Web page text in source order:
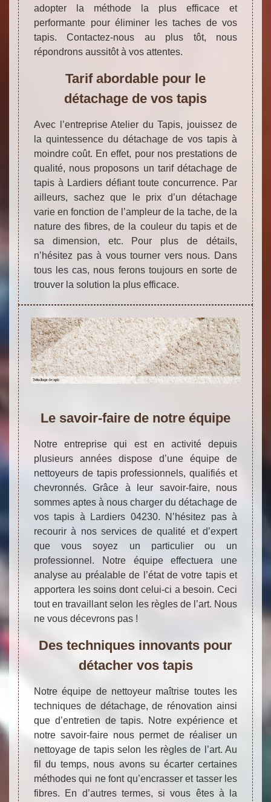
adopter la méthode la plus efficace et
performante pour éliminer les taches de vos
tapis. Contactez-nous au plus tôt, nous
répondrons aussitôt à vos attentes.
Tarif abordable pour le
détachage de vos tapis
Avec l’entreprise Atelier du Tapis, jouissez de
la quintessence du détachage de vos tapis à
moindre coût. En effet, pour nos prestations de
qualité, nous proposons un tarif détachage de
tapis à Lardiers défiant toute concurrence. Par
ailleurs, sachez que le prix d’un détachage
varie en fonction de l’ampleur de la tache, de la
nature des fibres, de la couleur du tapis et de
sa dimension, etc. Pour plus de détails,
n’hésitez pas à vous tourner vers nous. Dans
tous les cas, nous ferons toujours en sorte de
trouver la solution la plus efficace.
Le savoir-faire de notre équipe
Notre entreprise qui est en activité depuis
plusieurs années dispose d’une équipe de
nettoyeurs de tapis professionnels, qualifiés et
chevronnés. Grâce à leur savoir-faire, nous
sommes aptes à nous charger du détachage de
vos tapis à Lardiers 04230. N’hésitez pas à
recourir à nos services de qualité et d’expert
que vous soyez un particulier ou un
professionnel. Notre équipe effectuera une
analyse au préalable de l’état de votre tapis et
apportera les soins dont celui-ci a besoin. Ceci
tout en travaillant selon les règles de l’art. Nous
ne vous décevrons pas !
Des techniques innovants pour
détacher vos tapis
Notre équipe de nettoyeur maîtrise toutes les
techniques de détachage, de rénovation ainsi
que d’entretien de tapis. Notre expérience et
notre savoir-faire nous permet de réaliser un
nettoyage de tapis selon les règles de l’art. Au
fil du temps, nous avons su écarter certaines
méthodes qui ne font qu’encrasser et tasser les
fibres. En d’autres termes, si vous êtes à la